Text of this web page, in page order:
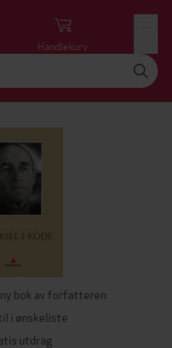
Handlekurv
bok av forfatteren
i ønskeliste
utdrag